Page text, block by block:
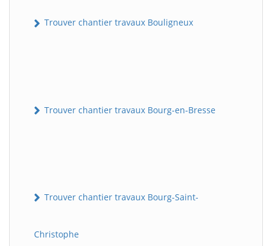
Trouver chantier travaux Bouligneux
Trouver chantier travaux Bourg-en-Bresse
Trouver chantier travaux Bourg-Saint-
Christophe